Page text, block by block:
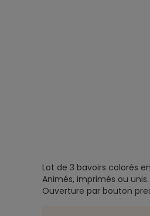
Lot de 3 bavoirs colorés
Animés, imprimés ou unis.
Ouverture par bouton